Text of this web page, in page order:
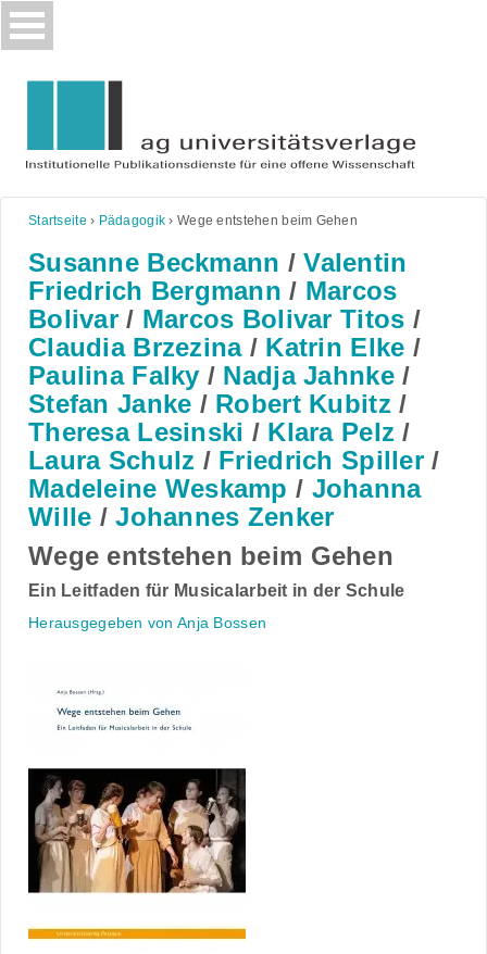
Skip
to
Startseite › Pädagogik ›Wege entstehen beim Gehen
Susanne Beckmann /Valentin
Friedrich Bergmann / Marcos
Bolivar/ Marcos Bolivar Titos /
Claudia Brzezina/ Katrin Elke /
Paulina Falky / Nadja Jahnke/
Stefan Janke / Robert Kubitz/
Theresa Lesinski / Klara Pelz /
Laura Schulz / Friedrich Spiller/
Madeleine Weskamp / Johanna
Wille /Johannes Zenker
Wege entstehen beim Gehen
Ein Leitfaden für Musicalarbeit in der Schule
Herausgegeben von Anja Bossen